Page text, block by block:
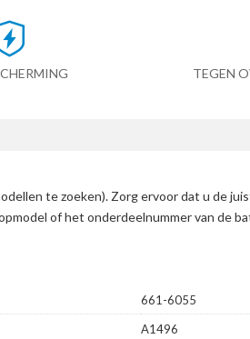
TEGEN
te zoeken). Zorg ervoor dat u de
of het onderdeelnummer van de
661-6055
A1496